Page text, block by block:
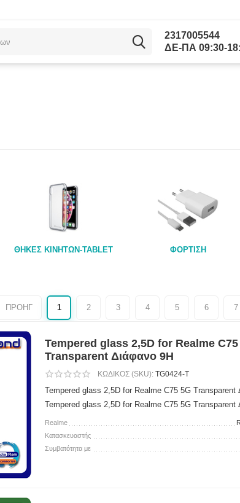
2317005544
ΔΕ-ΠΑ 09:30-
ΘΗΚΕΣ ΚΙΝΗΤΩΝ-TABLET ΦΟΡΤΙΣΗ
ΠΡΟΗΓ 1 2 3 4 5 6 7
Tempered glass 2,5D for Realme C75
Transparent Διάφανο 9H
ΚΩΔΙΚΟΣ (SKU): TG0424-T
Tempered glass 2,5D for Realme C75 5G Transparent
Tempered glass 2,5D for Realme C75 5G Transparent
Realme
Κατασκευαστής
Συμβατότητα με